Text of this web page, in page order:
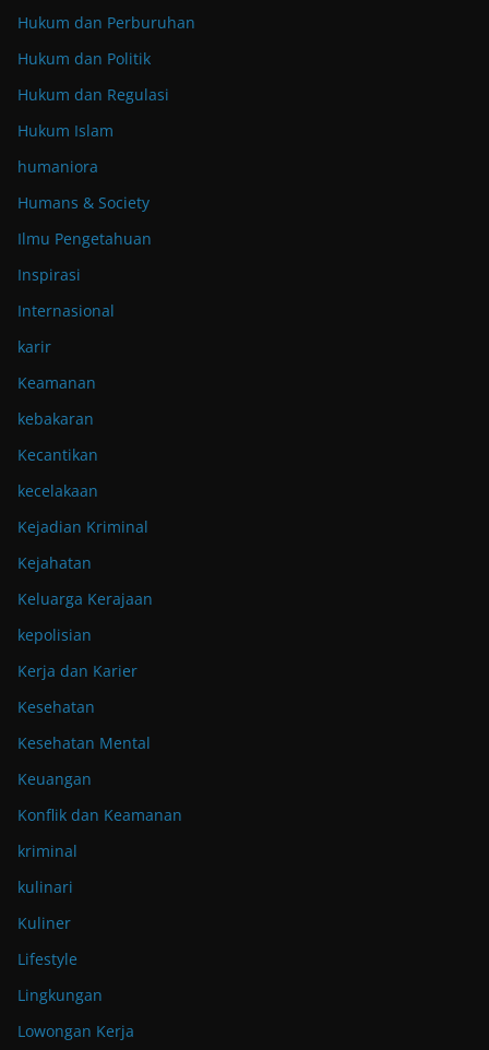
Hukum dan Perburuhan
Hukum dan Politik
Hukum dan Regulasi
Hukum Islam
humaniora
Humans & Society
Ilmu Pengetahuan
Inspirasi
Internasional
karir
Keamanan
kebakaran
Kecantikan
kecelakaan
Kejadian Kriminal
Kejahatan
Keluarga Kerajaan
kepolisian
Kerja dan Karier
Kesehatan
Kesehatan Mental
Keuangan
Konflik dan Keamanan
kriminal
kulinari
Kuliner
Lifestyle
Lingkungan
Lowongan Kerja